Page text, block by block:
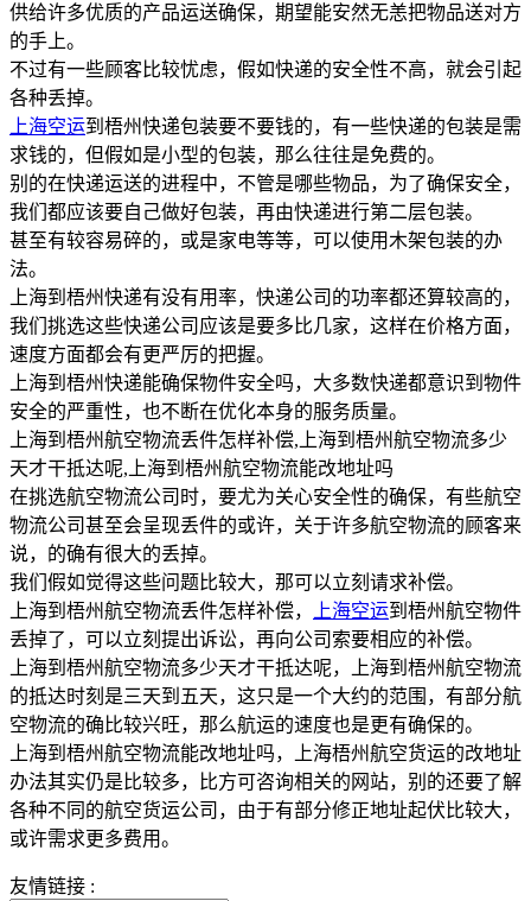
供给许多优质的产品运送确保，期望能安然无恙把物品送对方
的手上。
不过有一些顾客比较忧虑，假如快递的安全性不高，就会引起
各种丢掉。
上海空运到梧州快递包装要不要钱的，有一些快递的包装是需
求钱的，但假如是小型的包装，那么往往是免费的。
别的在快递运送的进程中，不管是哪些物品，为了确保安全，
我们都应该要自己做好包装，再由快递进行第二层包装。
甚至有较容易碎的，或是家电等等，可以使用木架包装的办
法。
上海到梧州快递有没有用率，快递公司的功率都还算较高的，
我们挑选这些快递公司应该是要多比几家，这样在价格方面，
速度方面都会有更严厉的把握。
上海到梧州快递能确保物件安全吗，大多数快递都意识到物件
安全的严重性，也不断在优化本身的服务质量。
上海到梧州航空物流丢件怎样补偿,上海到梧州航空物流多少
天才干抵达呢,上海到梧州航空物流能改地址吗
在挑选航空物流公司时，要尤为关心安全性的确保，有些航空
物流公司甚至会呈现丢件的或许，关于许多航空物流的顾客来
说，的确有很大的丢掉。
我们假如觉得这些问题比较大，那可以立刻请求补偿。
上海到梧州航空物流丢件怎样补偿，
上海空运到梧州航空物件
丢掉了，可以立刻提出诉讼，再向公司索要相应的补偿。
上海到梧州航空物流多少天才干抵达呢，上海到梧州航空物流
的抵达时刻是三天到五天，这只是一个大约的范围，有部分航
空物流的确比较兴旺，那么航运的速度也是更有确保的。
上海到梧州航空物流能改地址吗，上海梧州航空货运的改地址
办法其实仍是比较多，比方可咨询相关的网站，别的还要了解
各种不同的航空货运公司，由于有部分修正地址起伏比较大，
或许需求更多费用。
友情链接 :